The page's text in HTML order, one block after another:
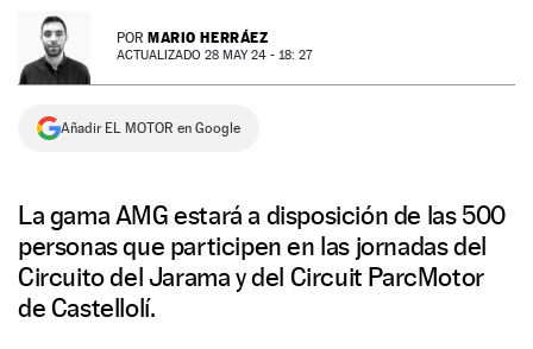
NEWSLETTER POR MARIO HERRÁEZ
ACTUALIZADO 28 MAY 24 - 18: 27
Añadir EL MOTOR en Google
La gama AMG estará a disposición de las 500
personas que participen en las jornadas del
Circuito del Jarama y del Circuit ParcMotor
de Castellolí.